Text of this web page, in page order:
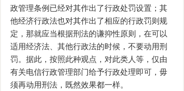
政管理条例已经对其作出了行政处罚设置；其
他经济行政法也对其作出了相应的行政罚则规
定，那就应当根据刑法的谦抑性原则，在可以
适用经济法、其他行政法的时候，不要动用刑
罚。据此，按照此种观点，对此类人等，仅由
有关电信行政管理部门给予行政处理即可，毋
须再动用刑法，既然效果都一样。